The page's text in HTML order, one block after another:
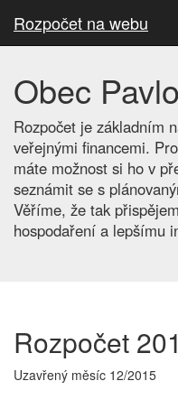
Rozpočet na webu
Obec
Rozpočet je základním
veřejnými financemi.
máte možnost si ho v
seznámit se s
Věříme, že tak
hospodaření a lepšímu
Rozpočet
Uzavřený měsíc 12/2015